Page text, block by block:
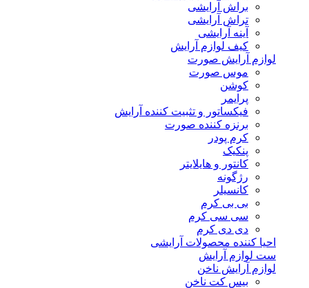
براش آرایشی
تراش آرایشی
آینه آرایشی
کیف لوازم آرایش
لوازم آرایش صورت
موس صورت
کوشن
پرایمر
فیکساتور و تثبیت کننده آرایش
برنزه کننده صورت
کرم پودر
پنکیک
کانتور و هایلایتر
رژگونه
کانسیلر
بی بی کرم
سی سی کرم
دی دی کرم
احیا کننده محصولات آرایشی
ست لوازم آرایش
لوازم آرایش ناخن
بیس کت ناخن